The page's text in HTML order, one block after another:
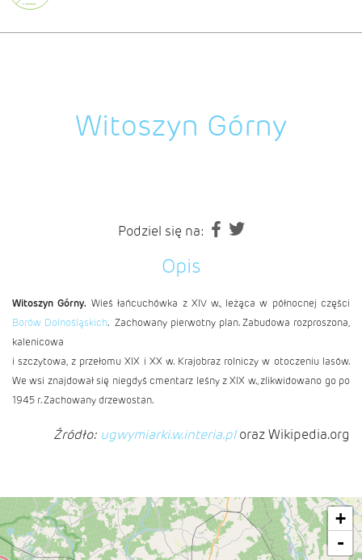
Witoszyn Górny
Podziel się na:
Opis
Witoszyn Górny. Wieś łańcuchówka z XIV w., leżąca w północnej części
Borów Dolnośląskich. Zachowany pierwotny plan. Zabudowa rozproszona,
kalenicowa
i szczytowa, z przełomu XIX i XX w. Krajobraz rolniczy w otoczeniu lasów.
We wsi znajdował się niegdyś cmentarz leśny z XIX w., zlikwidowano go po
1945 r. Zachowany drzewostan.
Źródło: ugwymiarki.w.interia.ploraz Wikipedia.org
+
-